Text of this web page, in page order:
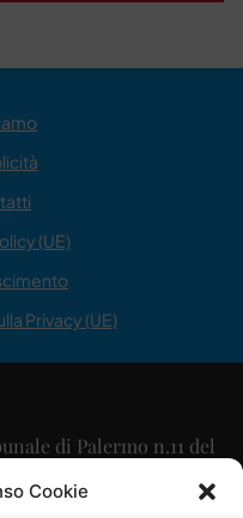
Cookie
(UE)
Privacy (UE)
di Palermo n.11 del